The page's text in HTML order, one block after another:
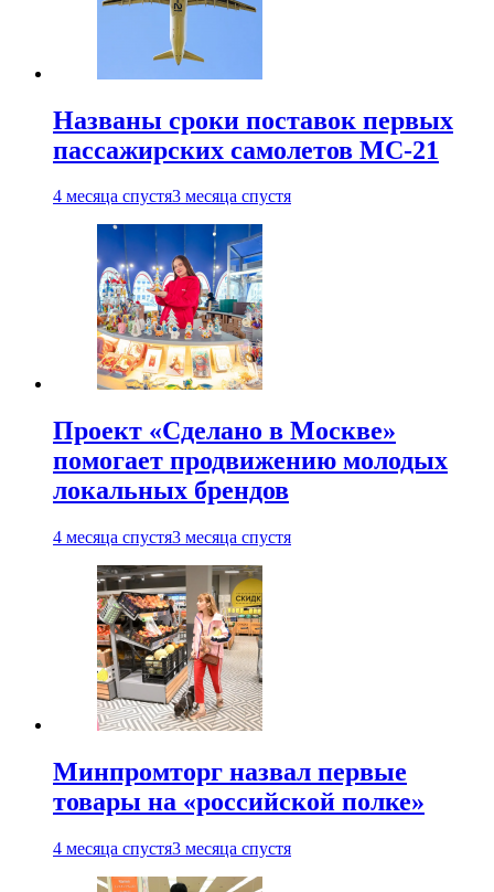
Названы сроки поставок первых
пассажирских самолетов МС-21
4 месяца спустя3 месяца спустя
Проект «Сделано в Москве»
помогает продвижению молодых
локальных брендов
4 месяца спустя3 месяца спустя
Минпромторг назвал первые
товары на «российской полке»
4 месяца спустя3 месяца спустя